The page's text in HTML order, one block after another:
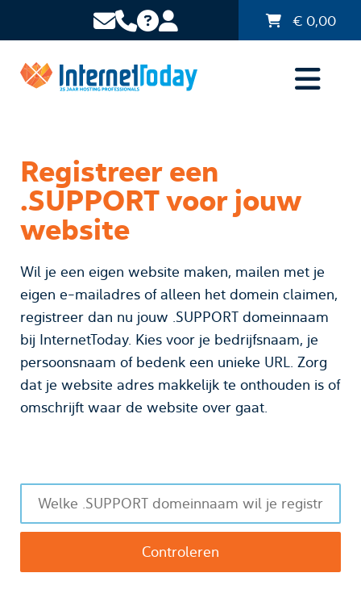
€ 0,00
Registreer een
.SUPPORT voor jouw
website
Wil je een eigen website maken, mailen met je
eigen e-mailadres of alleen het domein claimen,
registreer dan nu jouw .SUPPORT domeinnaam
bij InternetToday. Kies voor je bedrijfsnaam, je
persoonsnaam of bedenk een unieke URL. Zorg
dat je website adres makkelijk te onthouden is of
omschrijft waar de website over gaat.